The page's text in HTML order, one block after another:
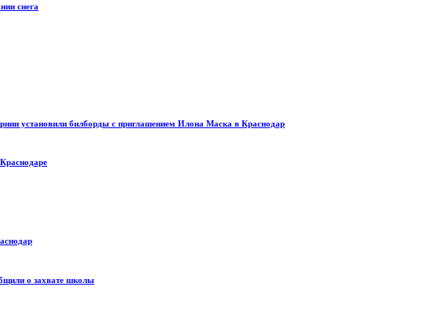
снега
установили билборды с приглашением Илона Маска в Краснодар
о захвате школы